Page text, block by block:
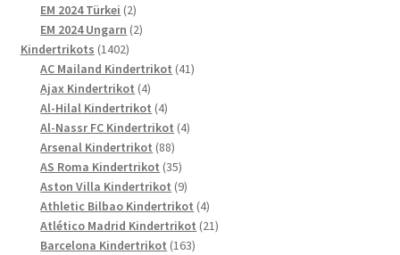
EM 2024 Türkei 22
Produkte
EM 2024 Ungarn 22
Kindertrikots 14021402
Produkte
AC Mailand Kindertrikot 4141
Ajax Kindertrikot 44
Produkte
Al-Hilal Kindertrikot 44
Produkte
Al-Nassr FC Kindertrikot 44
Arsenal Kindertrikot 8888
Produkte
AS Roma Kindertrikot 3535
Produkte
Aston Villa Kindertrikot 99
Produkte
Athletic Bilbao Kindertrikot 44
Produkte
Atlético Madrid Kindertrikot 2121
Barcelona Kindertrikot 163163